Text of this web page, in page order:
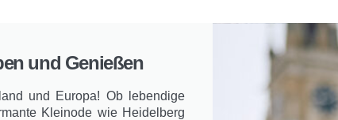
und Genießen
und Europa! Ob lebendige
Kleinode wie Heidelberg